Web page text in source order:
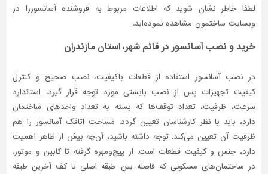
لطفا خاطر نشان شوید که اطلاعات مربوط به فروشنده آسانسوررا در
وبسایت ساختمون مشاهده نموده‌اید.
خرید و نصب آسانسور در قائم شهر، استان مازندران
در نصب آسانسور استفاده از قطعات باکیفیت، نصب صحیح و کنترل
کیفیت تجهیزات پس از نصب بایستی مورد توجه قرار گیرد. استاندارد
سرعت، ظرفیت، تعداد توقف‌ها که بسته به تعداد واحدهای ساختمان
دارد، باید با نظر کارشناسان تعیین گردد. مساحت اتاقک آسانسور را هم
ظرفیت آن تعیین می‌کند. توجه داشته باشید، آن‌چه بیش از ظاهر اهمیت
دارد، جنس و کیفیت قطعات است. از پیچ‌و‌مهره گرفته تا کابین و موتور.
در ساختمان‌‌های مسکونی که فاصله بین طبقه اصلی تا کف آخرین طبقه